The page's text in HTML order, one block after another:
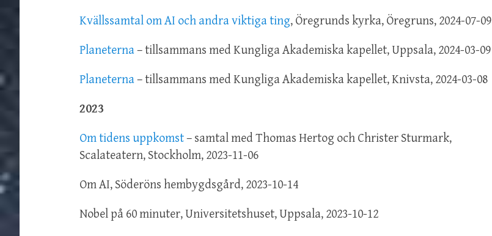
Kvällssamtal om AI och andra viktiga ting, Öregrunds kyrka, Öregruns, 2024-07-09
Planeterna– tillsammans med Kungliga Akademiska kapellet, Uppsala, 2024-03-09
Planeterna– tillsammans med Kungliga Akademiska kapellet, Knivsta, 2024-03-08
2023
Om tidens uppkomst– samtal med Thomas Hertog och Christer Sturmark,
Scalateatern, Stockholm, 2023-11-06
Om AI, Söderöns hembygdsgård, 2023-10-14
Nobel på 60 minuter, Universitetshuset, Uppsala, 2023-10-12